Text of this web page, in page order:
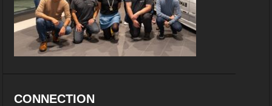
CONNECTION